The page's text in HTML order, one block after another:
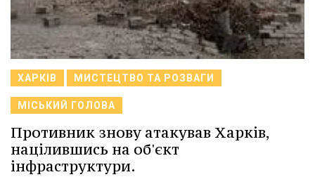
ХАРКІВ МИСТЕЦТВО ТА РОЗВАГИ
МІСЬКИЙ ГОЛОВА
Противник знову атакував Харків,
націлившись на об'єкт
інфраструктури.